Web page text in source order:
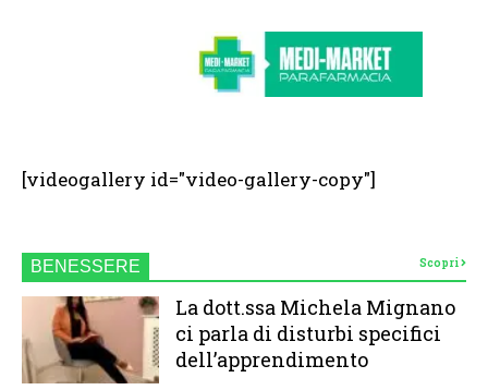
[videogallery id="video-gallery-copy"]
BENESSERE Scopri
La dott.ssa Michela Mignano
ci parla di disturbi specifici
dell’apprendimento